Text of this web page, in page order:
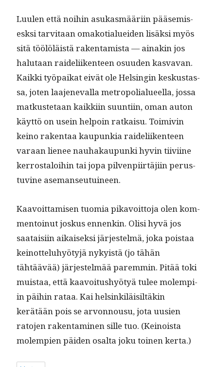
Luulen että noi­hin asukas­määri­in pääsemis­
esksi tarvi­taan omako­tialuei­den lisäk­si myös
sitä töölöläistä rak­en­tamista — ainakin jos
halu­taan raideli­iken­teen osu­u­den kas­va­van.
Kaik­ki työ­paikat eivät ole Helsin­gin keskus­tas­
sa, joten laa­jeneval­la metropo­lialueel­la, jos­sa
matkuste­taan kaikki­in suun­ti­in, oman auton
käyt­tö on usein helpoin ratkaisu. Toimivin
keino rak­en­taa kaupunkia raideli­iken­teen
varaan lie­nee nauhakaupun­ki hyvin tiivi­ine
ker­rostaloi­hin tai jopa pil­ven­pi­irtäji­in perus­
tu­vine asemanseutuineen.
Kaavoit­tamisen tuo­mia pikavoit­to­ja olen kom­
men­toin­ut joskus ennenkin. Olisi hyvä jos
saataisi­in aikaisek­si jär­jestelmä, joka pois­taa
keinot­teluhyö­tyjä nyky­istä (jo tähän
tähtäävää) jär­jestelmää parem­min. Pitää toki
muis­taa, että kaavoitushyö­tyä tulee molem­pi­
in päi­hin rataa. Kai helsinkiläisiltäkin
kerätään pois se arvon­nousu, jota uusien
rato­jen rak­en­t­a­mi­nen sille tuo. (Keinoista
molem­pi­en päi­den osalta joku toinen kerta.)